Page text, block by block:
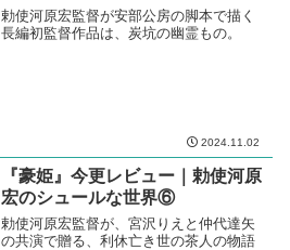
勅使河原宏監督が安部公房の脚本で描く
長編初監督作品は、炭坑の幽霊もの。
2024.11.02
『豪姫』今更レビュー｜勅使河原
宏のシュールな世界⑥
勅使河原宏監督が、宮沢りえと仲代達矢
の共演で贈る、利休亡き世の茶人の物語